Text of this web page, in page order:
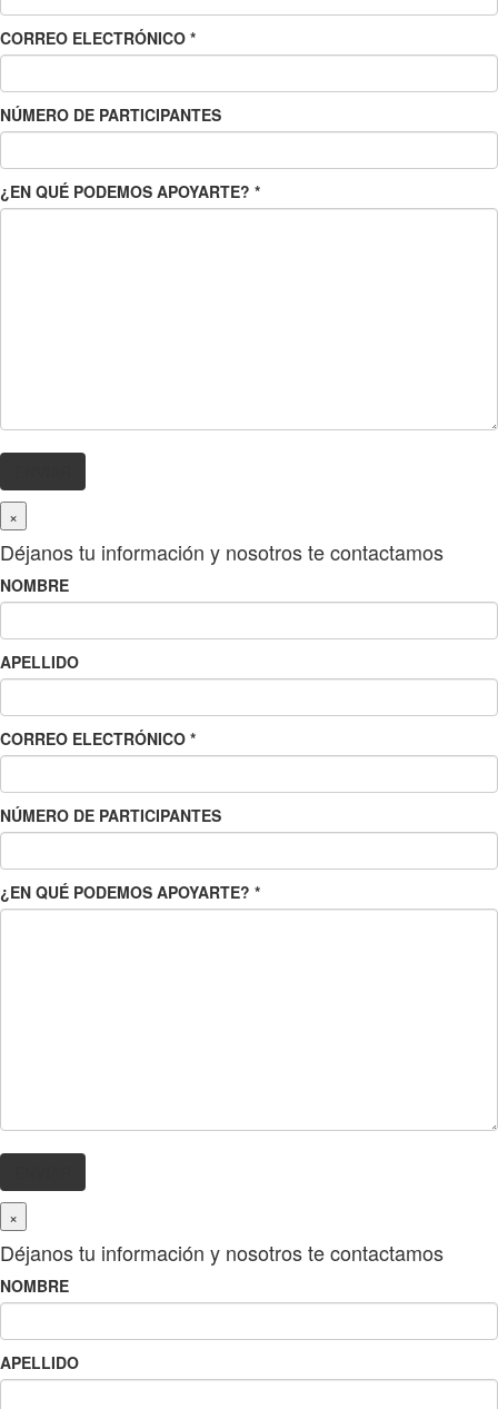
CORREO ELECTRÓNICO *
NÚMERO DE PARTICIPANTES
¿EN QUÉ PODEMOS APOYARTE? *
×
Déjanos tu información y nosotros te contactamos
NOMBRE
APELLIDO
CORREO ELECTRÓNICO *
NÚMERO DE PARTICIPANTES
¿EN QUÉ PODEMOS APOYARTE? *
×
Déjanos tu información y nosotros te contactamos
NOMBRE
APELLIDO